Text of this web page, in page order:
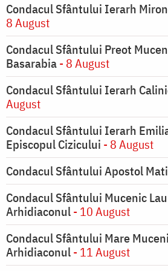
Condacul Sfântului Ierarh
8 August
Condacul Sfântului Preot
Basarabia- 8 August
Condacul Sfântului Ierarh
August
Condacul Sfântului Ierarh
Episcopul Cizicului - 8 August
Condacul Sfântului Apostol
Condacul Sfântului Mucenic
Arhidiaconul- 10 August
Condacul Sfântului Mare
Arhidiaconul- 11 August